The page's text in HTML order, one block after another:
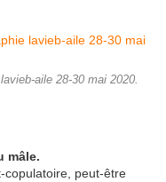
aile 28-30 mai 2020.
mâle.
copulatoire, peut-être